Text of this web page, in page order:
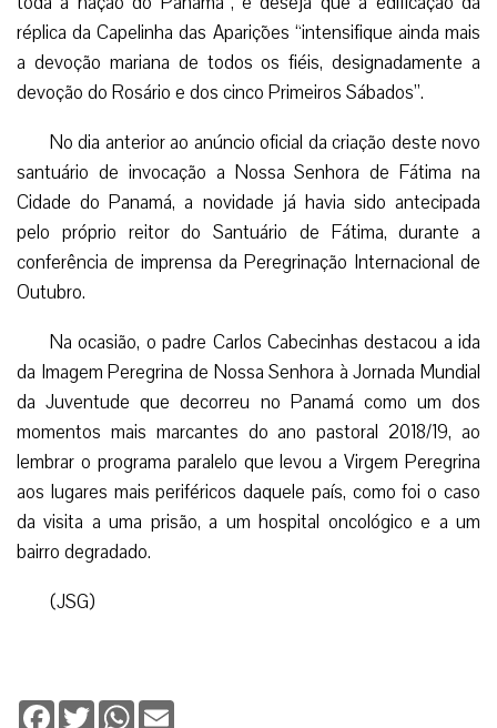
réplica da Capelinha das Aparições “intensifique ainda mais
a devoção mariana de todos os fiéis, designadamente a
devoção do Rosário e dos cinco Primeiros Sábados”.
No dia anterior ao anúncio oficial da criação deste novo
santuário de invocação a Nossa Senhora de Fátima na
Cidade do Panamá, a novidade já havia sido antecipada
pelo próprio reitor do Santuário de Fátima, durante a
conferência de imprensa da Peregrinação Internacional de
Outubro.
Na ocasião, o padre Carlos Cabecinhas destacou a ida
da Imagem Peregrina de Nossa Senhora à Jornada Mundial
da Juventude que decorreu no Panamá como um dos
momentos mais marcantes do ano pastoral 2018/19, ao
lembrar o programa paralelo que levou a Virgem Peregrina
aos lugares mais periféricos daquele país, como foi o caso
da visita a uma prisão, a um hospital oncológico e a um
bairro degradado.
(JSG)
Facebook
TwitterWhatsApp